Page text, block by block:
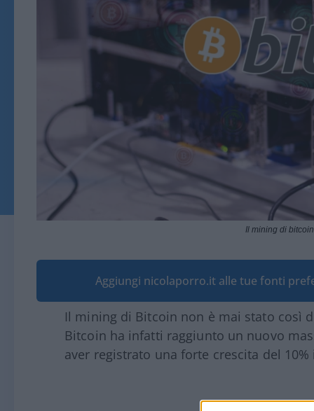
Il mining di
Aggiungi nicolaporro.it alle tue fonti
Il mining di Bitcoin non è mai stato così
Bitcoin ha infatti raggiunto un nuovo
aver registrato una forte crescita del 10%